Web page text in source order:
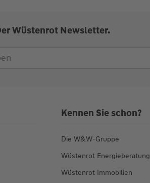
Wüstenrot Newsletter.
Kennen Sie schon?
Die W&W-Gruppe
Wüstenrot Energieberatung
Wüstenrot Immobilien